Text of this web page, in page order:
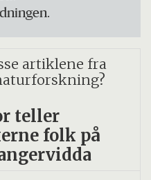
artiklene fra
teller
folk på